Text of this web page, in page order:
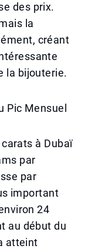
des prix.
la
créant
la bijouterie.
Pic Mensuel
à Dubaï
par
par
important
24
au début du
atteint